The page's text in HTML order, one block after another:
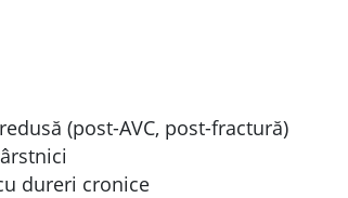
(post-AVC, post-fractură)
dureri cronice